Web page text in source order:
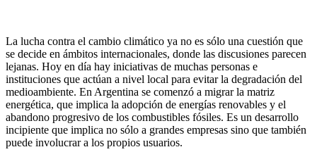
La lucha contra el cambio climático ya no es sólo una cuestión que
se decide en ámbitos internacionales, donde las discusiones parecen
lejanas. Hoy en día hay iniciativas de muchas personas e
instituciones que actúan a nivel local para evitar la degradación del
medioambiente. En Argentina se comenzó a migrar la matriz
energética, que implica la adopción de energías renovables y el
abandono progresivo de los combustibles fósiles. Es un desarrollo
incipiente que implica no sólo a grandes empresas sino que también
puede involucrar a los propios usuarios.